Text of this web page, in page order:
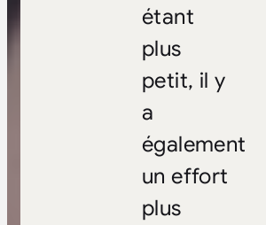
étant
plus
petit, il y
a
également
un effort
plus